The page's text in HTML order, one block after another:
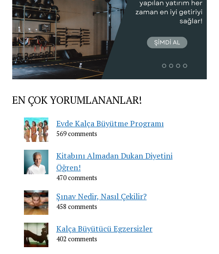
EN ÇOK YORUMLANANLAR!
Evde Kalça Büyütme Programı
569 comments
Kitabını Almadan Dukan Diyetini
Öğren!
470 comments
Şınav Nedir, Nasıl Çekilir?
458 comments
Kalça Büyütücü Egzersizler
402 comments